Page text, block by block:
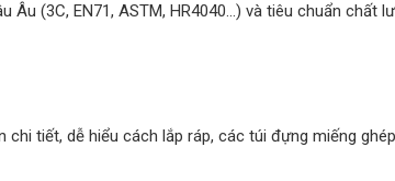
(3C, EN71, ASTM, HR4040…) và tiêu chuẩn chất
tiết, dễ hiểu cách lắp ráp, các túi đựng miếng